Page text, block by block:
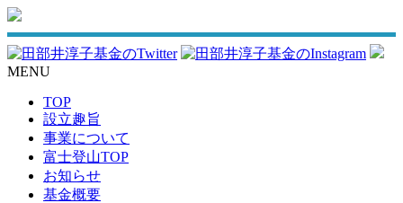
MENU
TOP
設立趣旨
事業について
富士登山TOP
お知らせ
基金概要